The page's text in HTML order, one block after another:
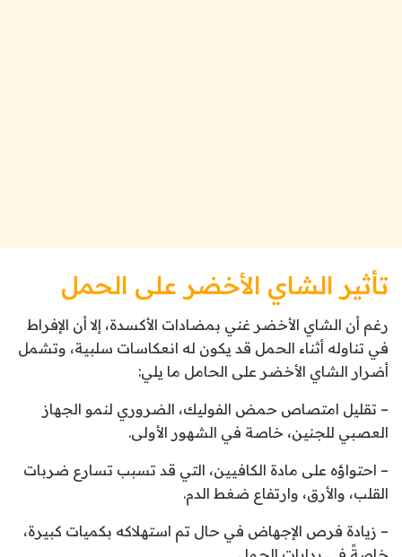
تأثير الشاي الأخضر على الحمل
رغم أن الشاي الأخضر غني بمضادات الأكسدة، إلا أن الإفراط
في تناوله أثناء الحمل قد يكون له انعكاسات سلبية، وتشمل
أضرار الشاي الأخضر على الحامل ما يلي:
– تقليل امتصاص حمض الفوليك، الضروري لنمو الجهاز
العصبي للجنين، خاصة في الشهور الأولى.
– احتواؤه على مادة الكافيين، التي قد تسبب تسارع ضربات
القلب، والأرق، وارتفاع ضغط الدم.
– زيادة فرص الإجهاض في حال تم استهلاكه بكميات كبيرة،